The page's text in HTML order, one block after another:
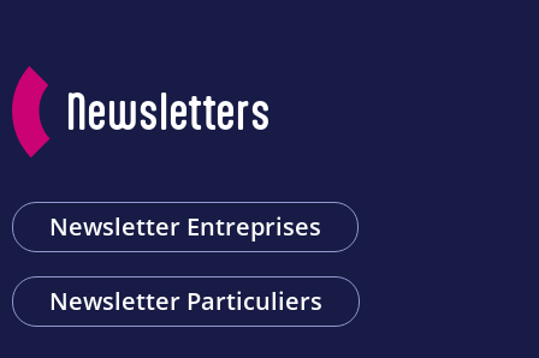
Newsletters
Newsletter Entreprises
Newsletter Particuliers